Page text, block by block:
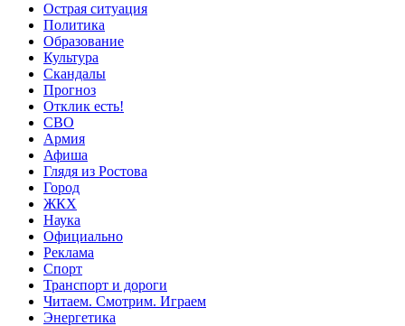
Острая ситуация
Политика
Образование
Культура
Скандалы
Прогноз
Отклик есть!
СВО
Армия
Афиша
Глядя из Ростова
Город
ЖКХ
Наука
Официально
Реклама
Спорт
Транспорт и дороги
Читаем. Смотрим. Играем
Энергетика